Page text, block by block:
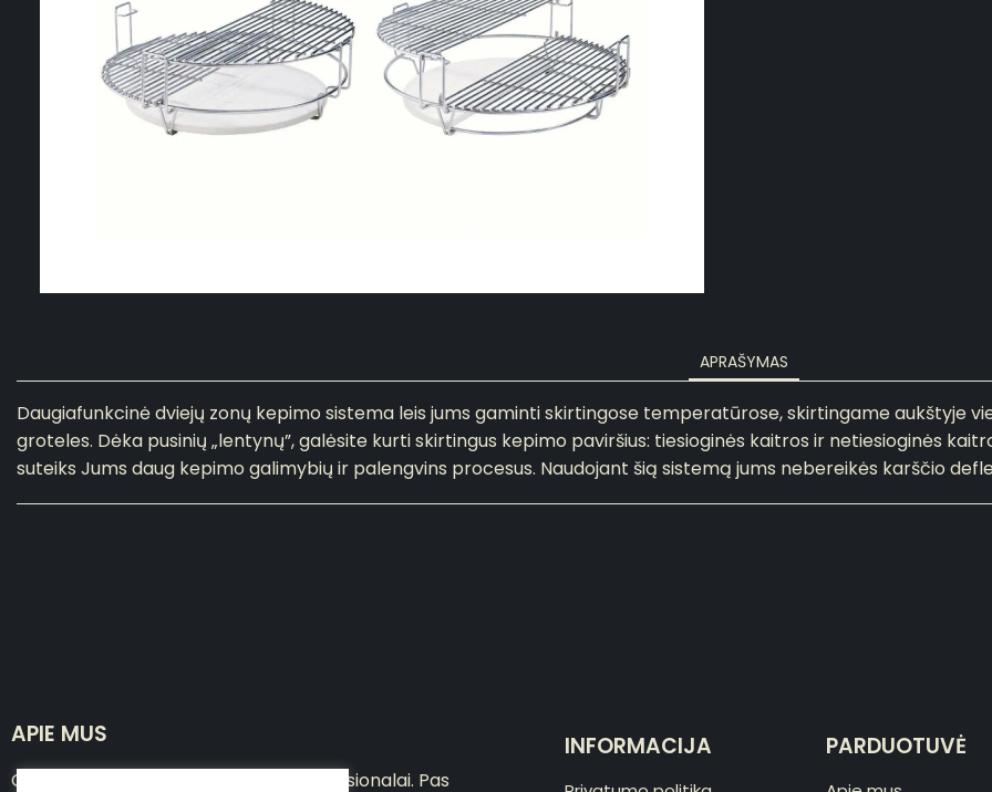
APRAŠYMAS
Daugiafunkcinė dviejų zonų kepimo sistema leis jums gaminti skirtingose temperatūrose, skirtingame aukštyje
groteles. Dėka pusinių „lentynų”, galėsite kurti skirtingus kepimo paviršius: tiesioginės kaitros ir netiesioginės
suteiks Jums daug kepimo galimybių ir palengvins procesus. Naudojant šią sistemą jums nebereikės karščio
APIE MUS
Chef the viking – mėsos ir ugnies profesionalai. Pas
INFORMACIJA PARDUOTUVĖ